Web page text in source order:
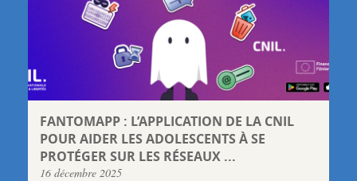
FANTOMAPP : L’APPLICATION DE LA CNIL
POUR AIDER LES ADOLESCENTS À SE
PROTÉGER SUR LES RÉSEAUX ...
16 décembre 2025